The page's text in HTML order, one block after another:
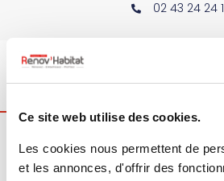
Ce site web utilise des cookies.
Les cookies nous permettent de
et les annonces, d'offrir des
02 43 24 24